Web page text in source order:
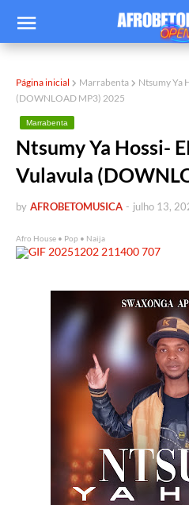
Página inicial Marrabenta
Ntsumy Ya
(DOWNLOAD MP3) 2025
Marrabenta
Ntsumy Ya Hossi-
Vulavula
by AFROBETOMUSICA - julho 13,
Afro House • Pop • Naija